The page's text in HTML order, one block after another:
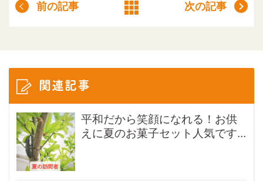
前の記事 次の記事
関連記事
平和だから笑顔になれる！お供
えに夏のお菓子セット人気です...